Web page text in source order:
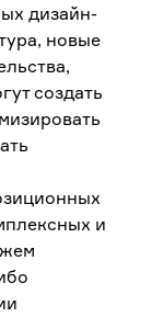
дизайн-
новые
создать
и